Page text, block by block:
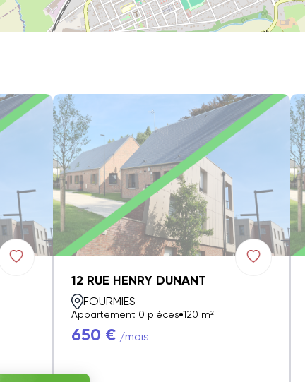
12 RUE HENRY DUNANT
FOURMIES
Appartement 0 pièces 120 m²
650 € /mois